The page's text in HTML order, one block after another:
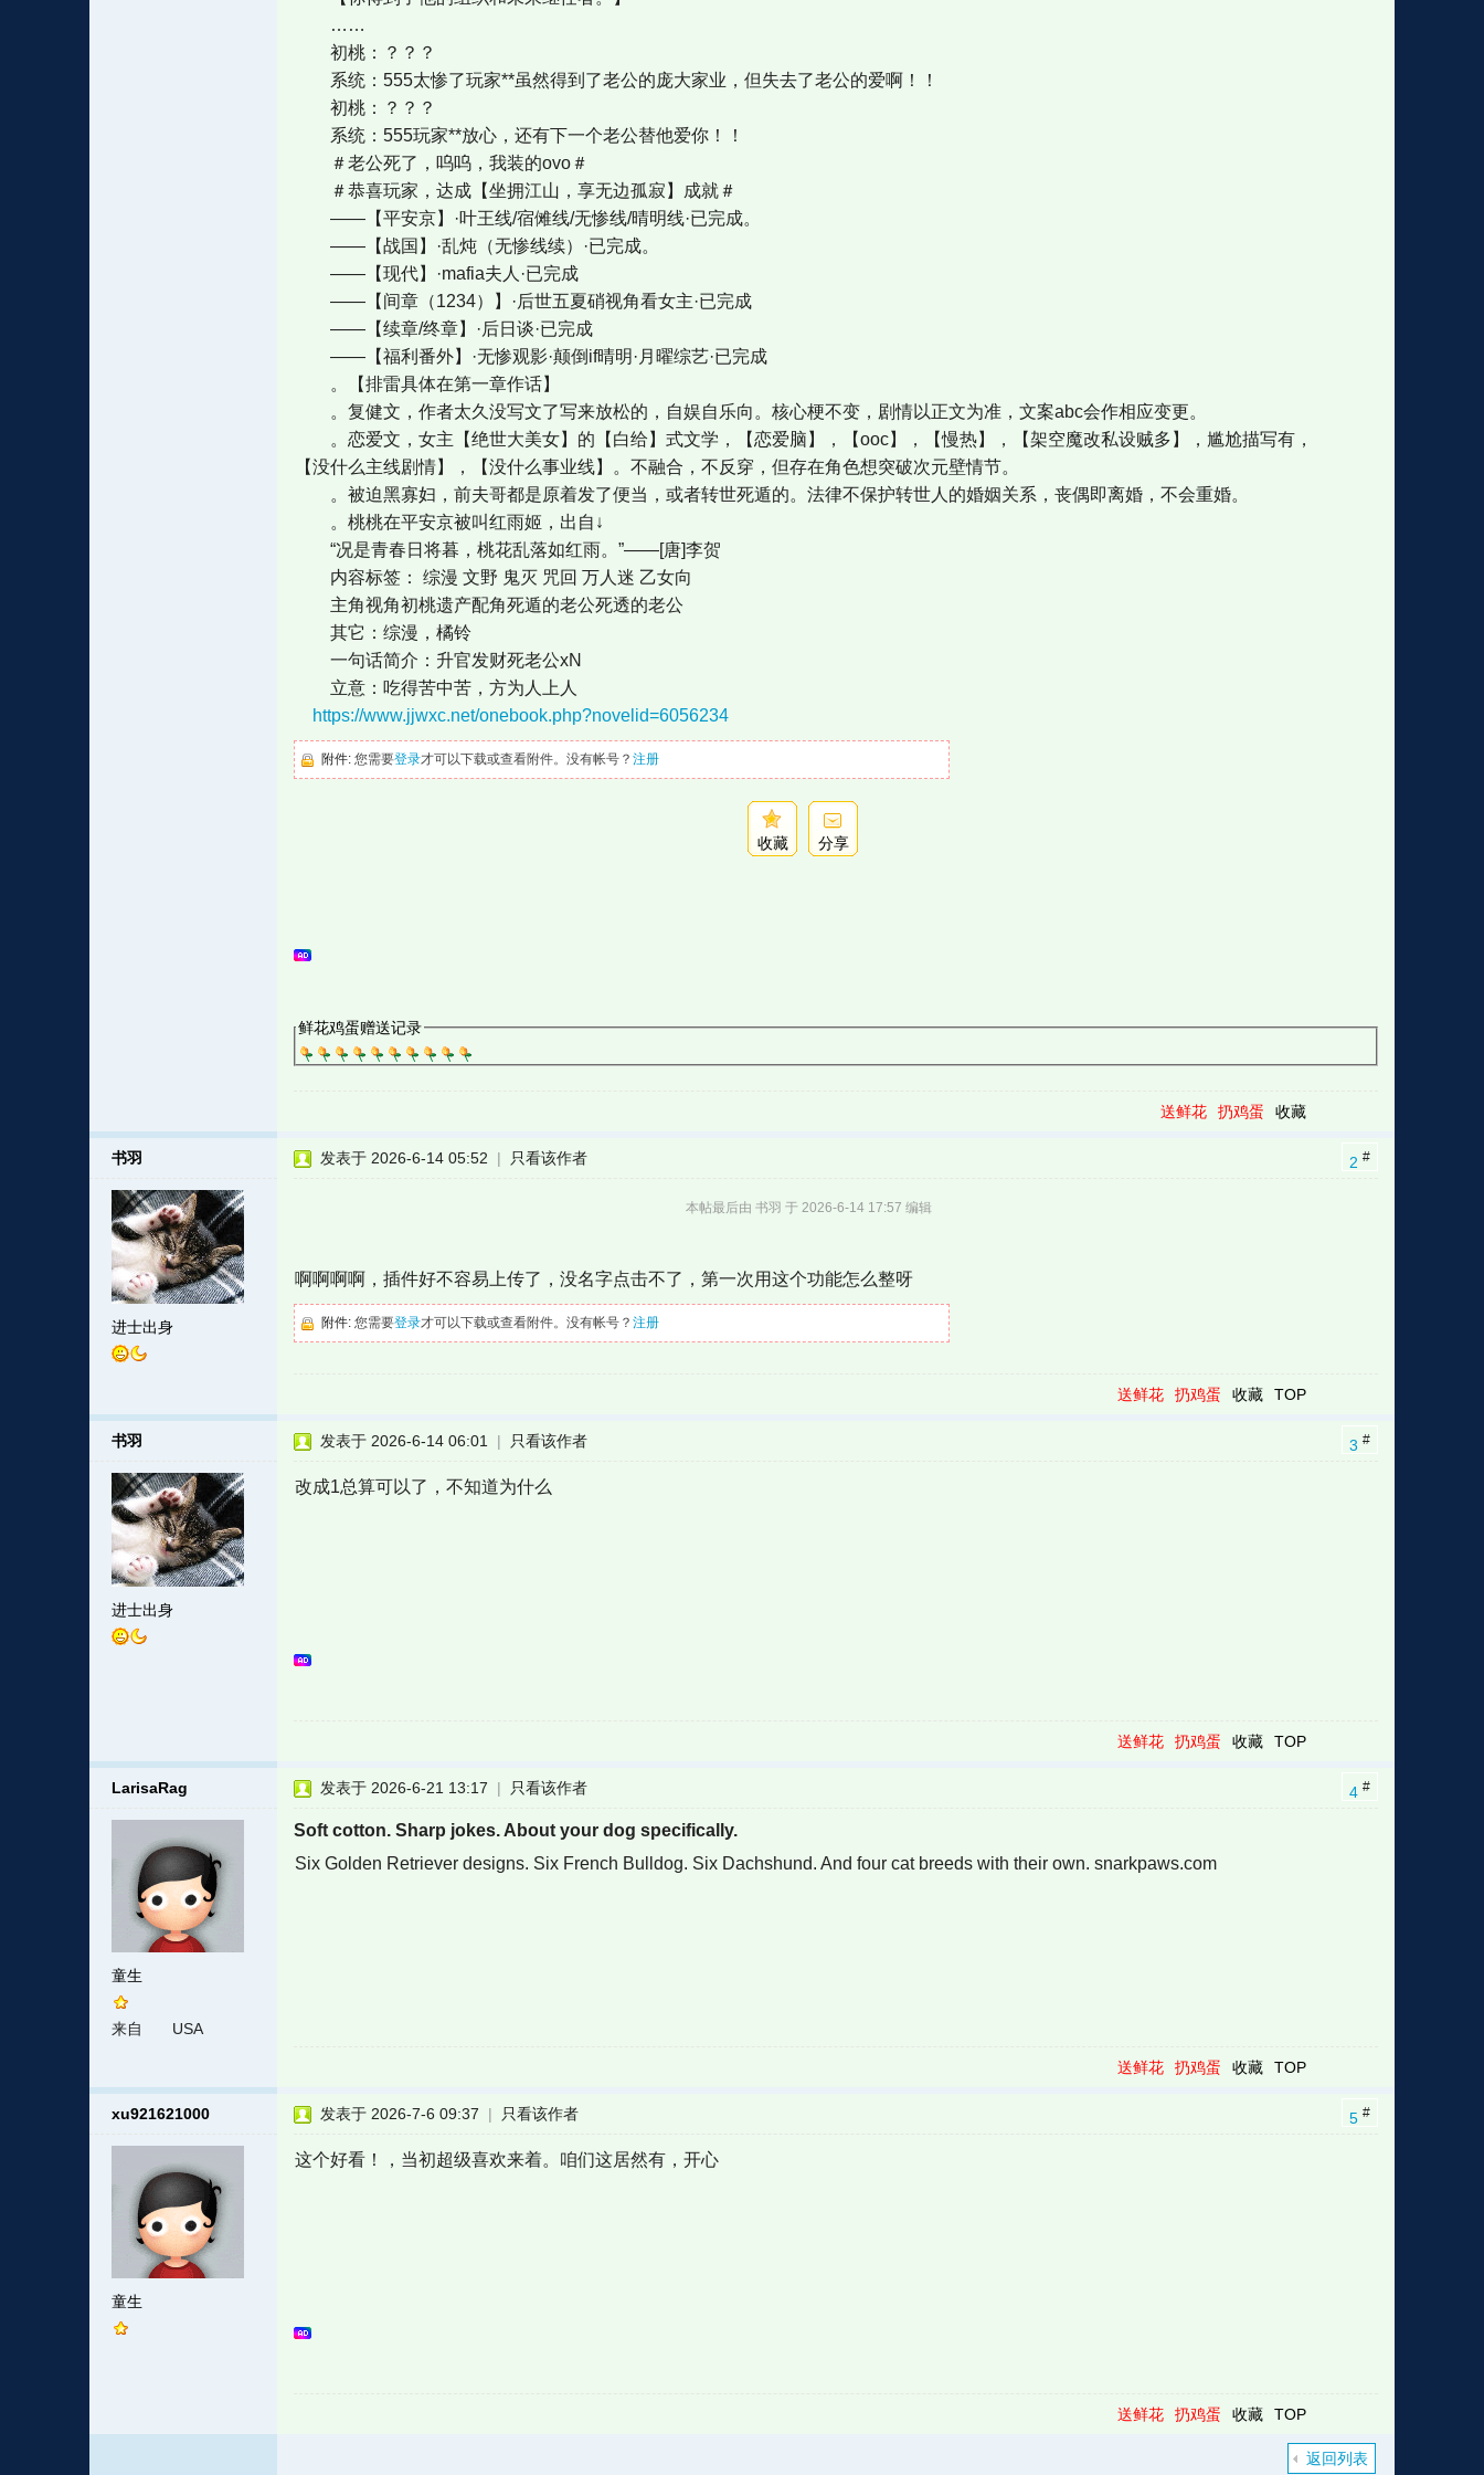
……
初桃：？？？
系统：555太惨了玩家**虽然得到了老公的庞大家业，但失去了老公的爱啊！！
初桃：？？？
系统：555玩家**放心，还有下一个老公替他爱你！！
＃老公死了，呜呜，我装的ovo＃
＃恭喜玩家，达成【坐拥江山，享无边孤寂】成就＃
——【平安京】·叶王线/宿傩线/无惨线/晴明线·已完成。
——【战国】·乱炖（无惨线续）·已完成。
——【现代】·mafia夫人·已完成
——【间章（1234）】·后世五夏硝视角看女主·已完成
——【续章/终章】·后日谈·已完成
——【福利番外】·无惨观影·颠倒if晴明·月曜综艺·已完成
。【排雷具体在第一章作话】
。复健文，作者太久没写文了写来放松的，自娱自乐向。核心梗不变，剧情以正文为准，文案abc会作相应变更。
。恋爱文，女主【绝世大美女】的【白给】式文学，【恋爱脑】，【ooc】，【慢热】，【架空魔改私设贼多】，尴尬描写有，
【没什么主线剧情】，【没什么事业线】。不融合，不反穿，但存在角色想突破次元壁情节。
。被迫黑寡妇，前夫哥都是原着发了便当，或者转世死遁的。法律不保护转世人的婚姻关系，丧偶即离婚，不会重婚。
。桃桃在平安京被叫红雨姬，出自↓
“况是青春日将暮，桃花乱落如红雨。”——[唐]李贺
内容标签： 综漫 文野 鬼灭 咒回 万人迷 乙女向
主角视角初桃遗产配角死遁的老公死透的老公
其它：综漫，橘铃
一句话简介：升官发财死老公xN
立意：吃得苦中苦，方为人上人
https://www.jjwxc.net/onebook.php?novelid=6056234
附件: 您需要登录才可以下载或查看附件。没有帐号？ 注册
收藏 分享
鲜花鸡蛋赠送记录
送鲜花 扔鸡蛋 收藏
书羽
进士出身
2 #
发表于 2026-6-14 05:52 | 只看该作者
本帖最后由 书羽 于 2026-6-14 17:57 编辑
啊啊啊啊，插件好不容易上传了，没名字点击不了，第一次用这个功能怎么整呀
附件: 您需要登录才可以下载或查看附件。没有帐号？ 注册
送鲜花 扔鸡蛋 收藏 TOP
书羽
进士出身
3 #
发表于 2026-6-14 06:01 | 只看该作者
改成1总算可以了，不知道为什么
送鲜花 扔鸡蛋 收藏 TOP
LarisaRag
童生
来自 USA
4 #
发表于 2026-6-21 13:17 | 只看该作者
Soft cotton. Sharp jokes. About your dog specifically.
Six Golden Retriever designs. Six French Bulldog. Six Dachshund. And four cat breeds with their own. snarkpaws.com
送鲜花 扔鸡蛋 收藏 TOP
xu921621000
童生
5 #
发表于 2026-7-6 09:37 | 只看该作者
这个好看！，当初超级喜欢来着。咱们这居然有，开心
送鲜花 扔鸡蛋 收藏 TOP
返回列表